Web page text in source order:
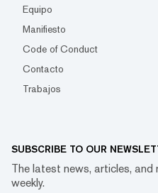
Equipo
Manifiesto
Code of Conduct
Contacto
Trabajos
SUBSCRIBE TO OUR
The latest news, articles, and
weekly.